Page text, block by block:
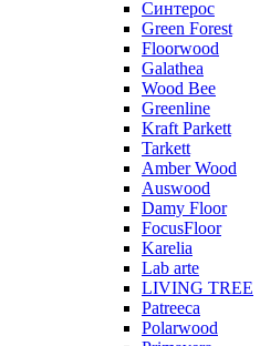
Синтерос
Green Forest
Floorwood
Galathea
Wood Bee
Greenline
Kraft Parkett
Tarkett
Amber Wood
Auswood
Damy Floor
FocusFloor
Karelia
Lab arte
LIVING TREE
Patreeca
Polarwood